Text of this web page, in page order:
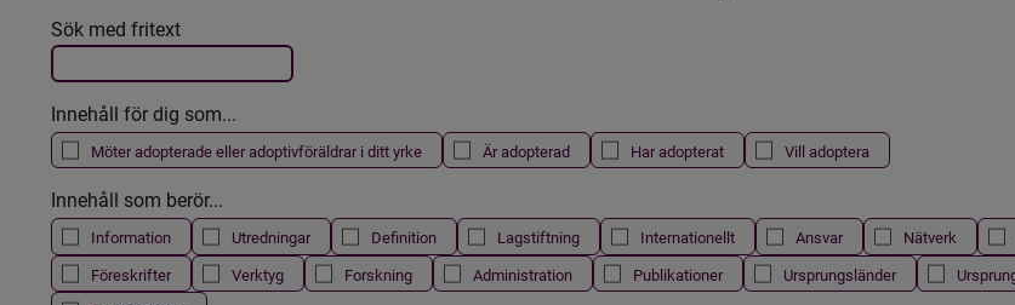
Filtrera resultatet
Det här formuläret postas automatiskt
Sök med fritext
Innehåll för dig som...
Möter adopterade eller adoptivföräldrar i ditt yrke Är adopterad Har adopterat Vill adoptera
Innehåll som berör...
Information Utredningar Definition Lagstiftning Internationellt Ansvar Nätverk
Föreskrifter
Verktyg Forskning Administration Publikationer Ursprungsländer